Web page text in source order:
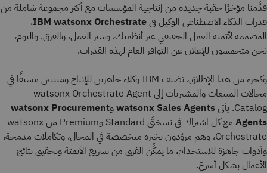
قدَّمنا مؤخرًا حقبة جديدة من إنتاجية المؤسسات مع أكثر مجموعة شاملة من
قدرات الذكاء الاصطناعي الوكيل فيIBM watsonx Orchestrate،
المصممة لأتمتة العمل الحقيقي عبر أنظمتك، وسير العمل، والفرق. واليوم،
نحن متحمسون للإعلان عن التوافر العام لهذه القدرات.
وكجزء من هذا الإطلاق، تضيف IBM وكلاء جاهزين للإنتاج ومبنيين مسبقًا في
مجالات المبيعات والمشتريات إلى watsonx Orchestrate Agent
Catalog. يأتي
watsonx Sales Agentsوwatsonx Procurement
Agents
مع كل اشتراك في نسختَي Standard وPremium من watsonx
Orchestrate، وهم مزوّدون بخبرة متخصصة في المجال، وتكاملات مدمجة،
وأدوات جاهزة للاستخدام، ما يمكِّن الفرق من تسريع الأتمتة وتحقيق نتائج
الأعمال بشكل أسرع.